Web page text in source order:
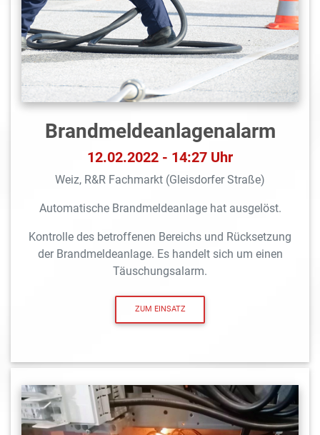
Brandmeldeanlagen­alarm
12.02.2022 - 14:27 Uhr
Weiz, R&R Fachmarkt (Gleisdorfer Straße)
Automatische Brandmeldeanlage hat ausgelöst.
Kontrolle des betroffenen Bereichs und Rücksetzung
der Brandmeldeanlage. Es handelt sich um einen
Täuschungsalarm.
ZUM EINSATZ